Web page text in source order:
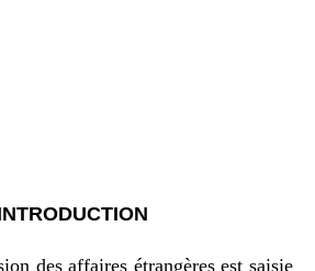
des affaires étrangères est saisie